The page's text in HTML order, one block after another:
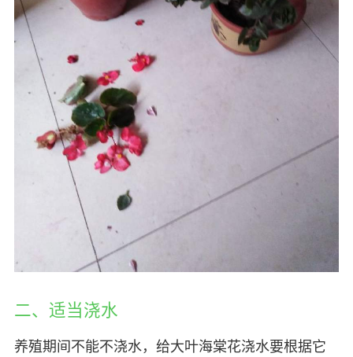
二、适当浇水
养殖期间不能不浇水，给大叶海棠花浇水要根据它